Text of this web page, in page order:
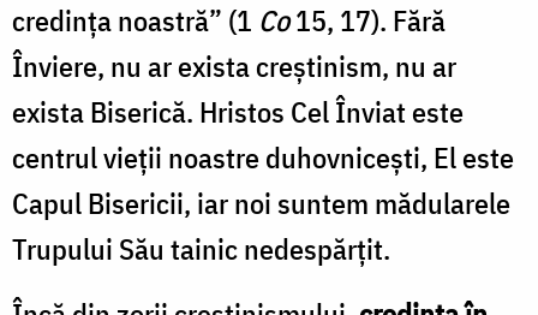
credința noastră” (1 Co15, 17). Fără
Înviere, nu ar exista creștinism, nu ar
exista Biserică. Hristos Cel Înviat este
centrul vieții noastre duhovnicești, El este
Capul Bisericii, iar noi suntem mădularele
Trupului Său tainic nedespărțit.